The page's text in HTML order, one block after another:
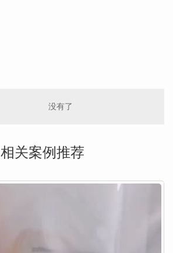
没有了
相关案例推荐